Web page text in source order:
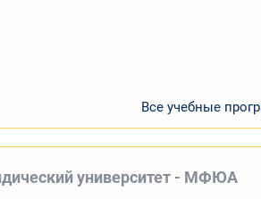
Все учебные
университет - МФЮА